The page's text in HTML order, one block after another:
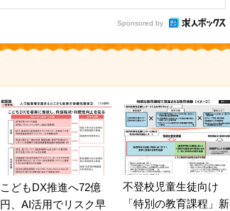
Sponsored by
こどもDX推進へ72億
円、AI活用でリスク早
不登校児童生徒向け
「特別の教育課程」新